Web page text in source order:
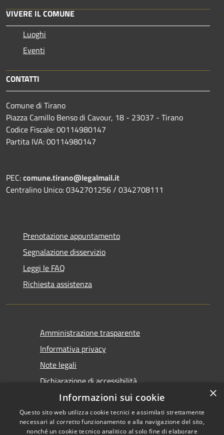
VIVERE IL COMUNE
Luoghi
Eventi
CONTATTI
Comune di Tirano
Piazza Camillo Benso di Cavour, 18 - 23037 - Tirano
Codice Fiscale: 00114980147
Partita IVA: 00114980147
PEC:comune.tirano@legalmail.it
Centralino Unico: 0342701256 / 0342708111
Prenotazione appuntamento
Segnalazione disservizio
Leggi le FAQ
Richiesta assistenza
Amministrazione trasparente
Informativa privacy
Note legali
Dichiarazione di accessibilità
×
Informazioni sui cookie
Questo sito web utilizza cookie tecnici e assimilati strettamente
necessari al corretto funzionamento e alla navigazione del sito,
nonché un cookie tecnico analitico al solo fine di elaborare